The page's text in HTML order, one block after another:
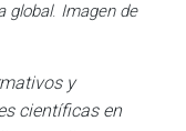
global. Imagen de
y
científicas en